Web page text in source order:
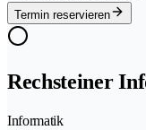
Termin reservieren
Rechsteiner
Informatik